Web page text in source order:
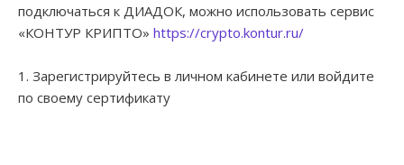
подключаться к ДИАДОК, можно использовать сервис
«КОНТУР КРИПТО» https://crypto.kontur.ru/
1. Зарегистрируйтесь в личном кабинете или войдите
по своему сертификату